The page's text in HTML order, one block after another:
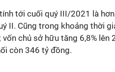
tới cuối quý III/2021 là
II. Cũng trong khoảng thời
chủ sở hữu tăng 6,8% lên
còn 346 tỷ đồng.